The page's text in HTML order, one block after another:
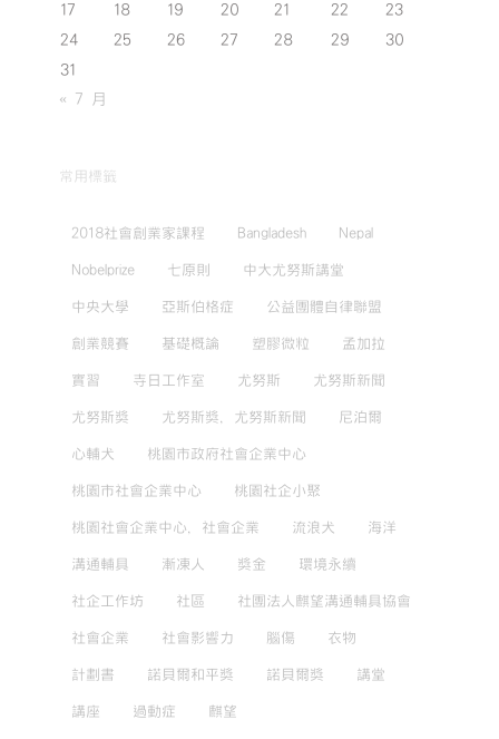
17
18 19 20 21 22
23
24
25 26 27 28 29
30
31
« 7 月
常用標籤
2018社會創業家課程 Bangladesh Nepal
Nobelprize 七原則 中大尤努斯講堂
中央大學 亞斯伯格症 公益團體自律聯盟
創業競賽 基礎概論 塑膠微粒 孟加拉
實習 寺日工作室 尤努斯 尤努斯新聞
尤努斯獎 尤努斯獎，尤努斯新聞 尼泊爾
心輔犬 桃園市政府社會企業中心
桃園市社會企業中心 桃園社企小聚
桃園社會企業中心，社會企業 流浪犬 海洋
溝通輔具 漸凍人 獎金 環境永續
社企工作坊 社區 社團法人麒望溝通輔具協會
社會企業 社會影響力 腦傷 衣物
計劃書 諾貝爾和平獎 諾貝爾獎 講堂
講座 過動症 麒望